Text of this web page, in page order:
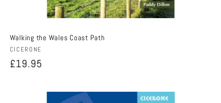
Walking the Wales Coast Path
Anbieter:
CICERONE
Normaler
£19.95